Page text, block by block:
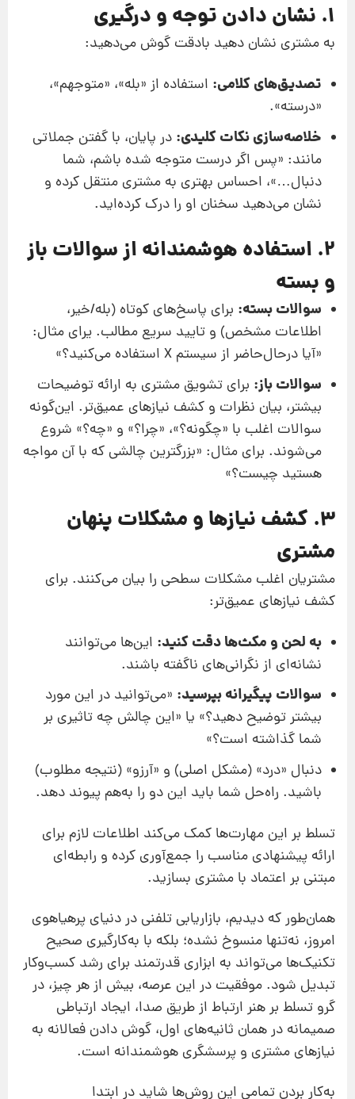
1. نشان دادن توجه و درگیری
به مشتری نشان دهید بادقت گوش می‌دهید:
تصدیق‌های کلامی: استفاده از «بله»، «متوجهم»،
«درسته».
خلاصه‌سازی نکات کلیدی: در پایان، با گفتن جملاتی
مانند: «پس اگر درست متوجه شده باشم، شما
دنبال…»، احساس بهتری به مشتری منتقل کرده و
نشان می‌دهید سخنان او را درک کرده‌اید.
2. استفاده هوشمندانه از سوالات باز
و بسته
سوالات بسته: برای پاسخ‌های کوتاه (بله/خیر،
اطلاعات مشخص) و تایید سریع مطالب. یرای مثال:
«آیا درحال‌حاضر از سیستم X استفاده می‌کنید؟»
سوالات باز: برای تشویق مشتری به ارائه توضیحات
بیشتر، بیان نظرات و کشف نیازهای عمیق‌تر. این‌گونه
سوالات اغلب با «چگونه؟»، «چرا؟» و «چه؟» شروع
می‌شوند. برای مثال: «بزرگترین چالشی که با آن مواجه
هستید چیست؟»
3. کشف نیازها و مشکلات پنهان
مشتری
مشتریان اغلب مشکلات سطحی را بیان می‌کنند. برای
کشف نیازهای عمیق‌تر:
به لحن و مکث‌ها دقت کنید: این‌ها می‌توانند
نشانه‌ای از نگرانی‌های ناگفته باشند.
سوالات پیگیرانه بپرسید: «می‌توانید در این مورد
بیشتر توضیح دهید؟» یا «این چالش چه تاثیری بر
شما گذاشته است؟»
دنبال «درد» (مشکل اصلی) و «آرزو» (نتیجه مطلوب)
باشید. راه‌حل شما باید این دو را به‌هم پیوند دهد.
تسلط بر این مهارت‌ها کمک می‌کند اطلاعات لازم برای
ارائه پیشنهادی مناسب را جمع‌آوری کرده و رابطه‌ای
مبتنی بر اعتماد با مشتری بسازید.
همان‌طور که دیدیم، بازاریابی تلفنی در دنیای پرهیاهوی
امروز، نه‌تنها منسوخ نشده؛ بلکه با به‌کارگیری صحیح
تکنیک‌ها می‌تواند به ابزاری قدرتمند برای رشد کسب‌وکار
تبدیل شود. موفقیت در این عرصه، بیش از هر چیز، در
گرو تسلط بر هنر ارتباط از طریق صدا، ایجاد ارتباطی
صمیمانه در همان ثانیه‌های اول، گوش دادن فعالانه به
نیازهای مشتری و پرسشگری هوشمندانه است.
به‌کار بردن تمامی این روش‌ها شاید در ابتدا